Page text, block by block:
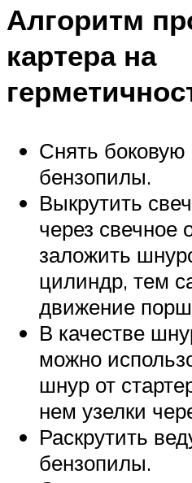
Алгоритм
картера на
Снять
бензопилы.
Выкрутить
через свечное
заложить
цилиндр, тем
движение
В качестве
можно
шнур от
нем узелки
Раскрутить
бензопилы.